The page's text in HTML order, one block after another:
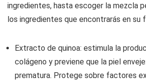
ingredientes, hasta escoger la mezcla
los ingredientes que encontrarás en su
Extracto de quinoa: estimula la
colágeno y previene que la piel
prematura. Protege sobre factores